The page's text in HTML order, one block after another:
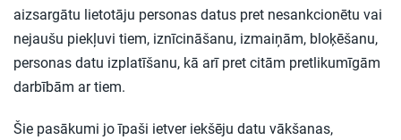
aizsargātu lietotāju personas datus pret nesankcionētu vai
nejaušu piekļuvi tiem, iznīcināšanu, izmaiņām, bloķēšanu,
personas datu izplatīšanu, kā arī pret citām pretlikumīgām
darbībām ar tiem.
Šie pasākumi jo īpaši ietver iekšēju datu vākšanas,